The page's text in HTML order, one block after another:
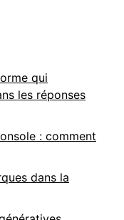
qui
les réponses
: comment
dans la